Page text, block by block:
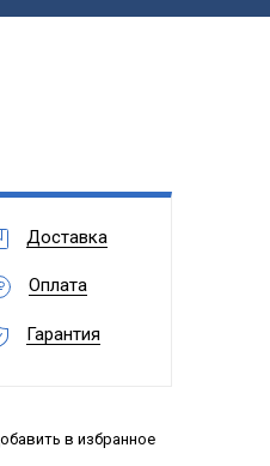
Доставка
Оплата
Гарантия
в избранное